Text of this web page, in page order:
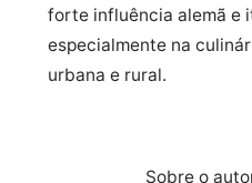
forte influência alemã e
especialmente na
urbana e rural.
Sobre o